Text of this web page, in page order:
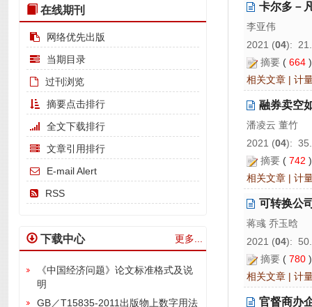
卡尔多－
李亚伟
2021 (04):
摘要 ( 664
相关文章 | 计
融券卖空
潘凌云 董竹
2021 (04):
摘要 ( 742
相关文章 | 计
可转换公
蒋彧 乔玉晗
2021 (04):
摘要 ( 780
相关文章 | 计
官督商办
在线期刊
网络优先出版
当期目录
过刊浏览
摘要点击排行
全文下载排行
文章引用排行
E-mail Alert
RSS
下载中心 更多...
《中国经济问题》论文标准格式及说
明
GB／T15835-2011出版物上数字用法